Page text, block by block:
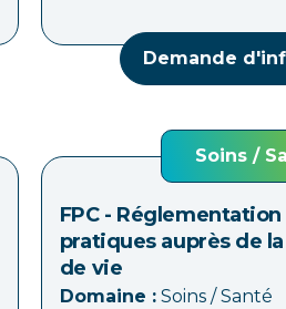
Demande
Soins /
FPC -
pratiques auprès de
de vie
Domaine : Soins / Santé